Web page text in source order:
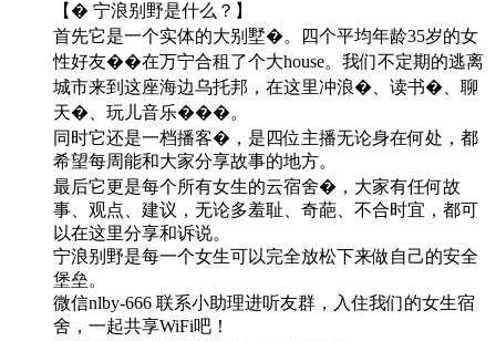
【� 宁浪别野是什么？】
首先它是一个实体的大别墅�。四个平均年龄35岁的女
性好友��在万宁合租了个大house。我们不定期的逃离
城市来到这座海边乌托邦，在这里冲浪�、读书�、聊
天�、玩儿音乐���。
同时它还是一档播客�️，是四位主播无论身在何处，都
希望每周能和大家分享故事的地方。
最后它更是每个所有女生的云宿舍�，大家有任何故
事、观点、建议，无论多羞耻、奇葩、不合时宜，都可
以在这里分享和诉说。
宁浪别野是每一个女生可以完全放松下来做自己的安全
堡垒。
微信nlby-666 联系小助理进听友群，入住我们的女生宿
舍，一起共享WiFi吧！